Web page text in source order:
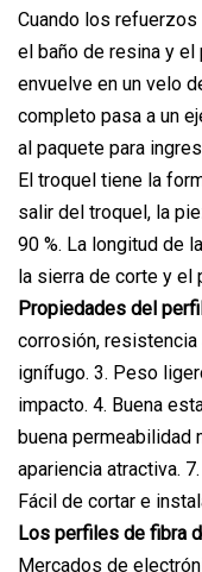
Cuando los
el baño de resina y
envuelve en un velo
completo pasa a un
al paquete para
El troquel tiene la
salir del troquel, la
90 %. La longitud de
la sierra de corte y el
Propiedades del
corrosión, resistencia
ignífugo. 3. Peso
impacto. 4. Buena
buena permeabilidad
apariencia atractiva.
Fácil de cortar e
Los perfiles de fibra
Mercados de